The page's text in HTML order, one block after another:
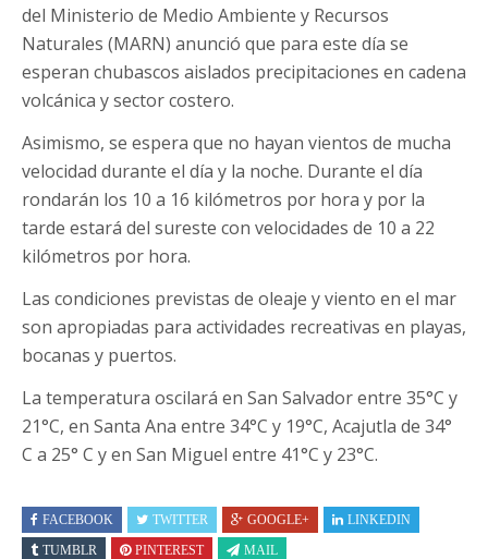
del Ministerio de Medio Ambiente y Recursos
Naturales (MARN) anunció que para este día se
esperan chubascos aislados precipitaciones en cadena
volcánica y sector costero.
Asimismo, se espera que no hayan vientos de mucha
velocidad durante el día y la noche. Durante el día
rondarán los 10 a 16 kilómetros por hora y por la
tarde estará del sureste con velocidades de 10 a 22
kilómetros por hora.
Las condiciones previstas de oleaje y viento en el mar
son apropiadas para actividades recreativas en playas,
bocanas y puertos.
La temperatura oscilará en San Salvador entre 35°C y
21°C, en Santa Ana entre 34°C y 19°C, Acajutla de 34°
C a 25° C y en San Miguel entre 41°C y 23°C.
FACEBOOK TWITTER GOOGLE+
LINKEDIN
TUMBLR
PINTEREST MAIL